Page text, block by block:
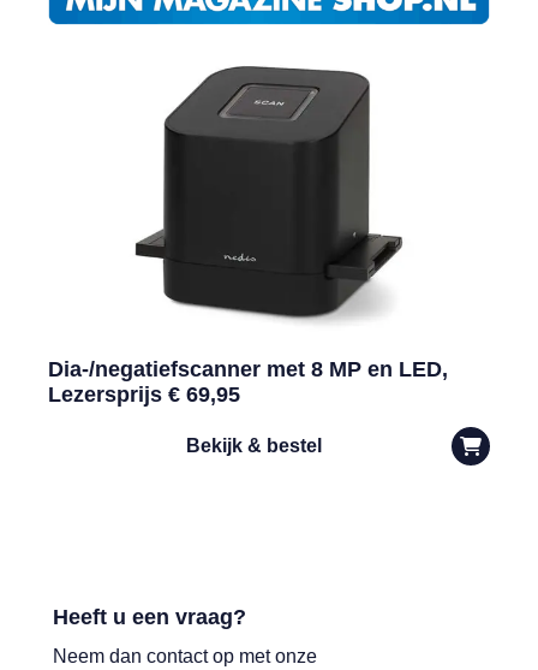
Dia-/negatiefscanner met 8 MP en LED,
Lezersprijs € 69,95
Bekijk & bestel
Heeft u een vraag?
Neem dan contact op met onze